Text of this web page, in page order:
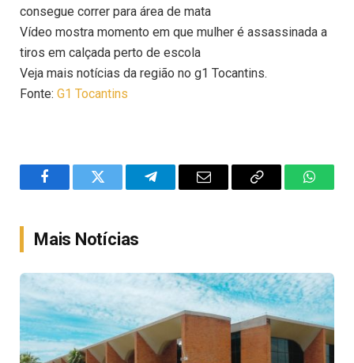
consegue correr para área de mata
Vídeo mostra momento em que mulher é assassinada a
tiros em calçada perto de escola
Veja mais notícias da região no g1 Tocantins.
Fonte: G1 Tocantins
FacebookTwitter TelegramEmail
Copy
Mais Notícias